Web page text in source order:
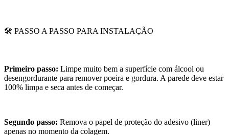
🛠️ PASSO A PASSO PARA INSTALAÇÃO
Primeiro passo: Limpe muito bem a superfície com álcool ou
desengordurante para remover poeira e gordura. A parede deve estar
100% limpa e seca antes de começar.
Segundo passo: Remova o papel de proteção do adesivo (liner)
apenas no momento da colagem.